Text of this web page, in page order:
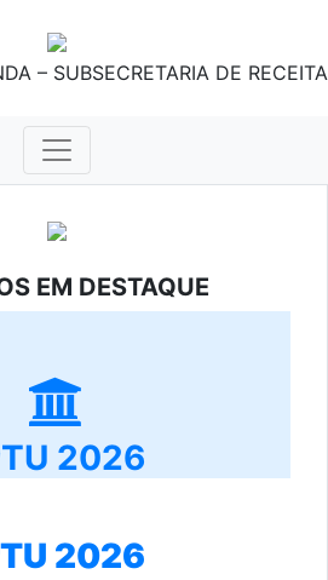
– SUBSECRETARIA DE RECEITA
EM DESTAQUE
2026
2026